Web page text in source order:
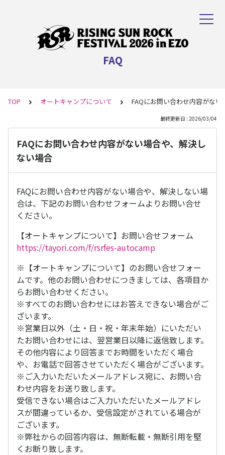
FAQ
TOP オートキャンプについて FAQにお問い合わせ内容がな
最終更新日 : 2026/03/04
FAQにお問い合わせ内容がない場合や、解決し
ない場合
FAQにお問い合わせ内容がない場合や、解決しない場
合は、下記のお問い合わせフォームよりお問い合せ
ください。
【オートキャンプについて】お問い合せフォーム
https://tayori.com/f/rsrfes-autocamp
※【オートキャンプについて】のお問い合せフォー
ムです。他のお問い合わせにつきましては、各項目か
らお問い合わせください。
※すべてのお問い合わせにはお答えできない場合がご
ざいます。
※営業日以外（土・日・祝・年末年始）にいただい
たお問い合わせには、翌営業日以降に返信致します。
その他内容により回答までお時間をいただく場合
や、お電話で回答させていただく場合がございます。
※ご入力いただいたメールアドレス宛に、お問い合
わせ内容をお送り致します。
受信できない場合はご入力いただいたメールアドレ
スが間違っているか、受信設定がされている場合が
ございます。
※弊社からの回答内容は、無断転載・無断引用を堅
くお断り致します。